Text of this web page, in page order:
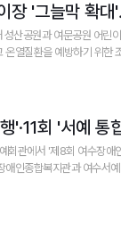
장 '그늘막 확
산공원과 여문공원 어린
'·11회 '서예 통
회관에서 '제8회 여수장애
번 전시는 여수시장애인종합복지관